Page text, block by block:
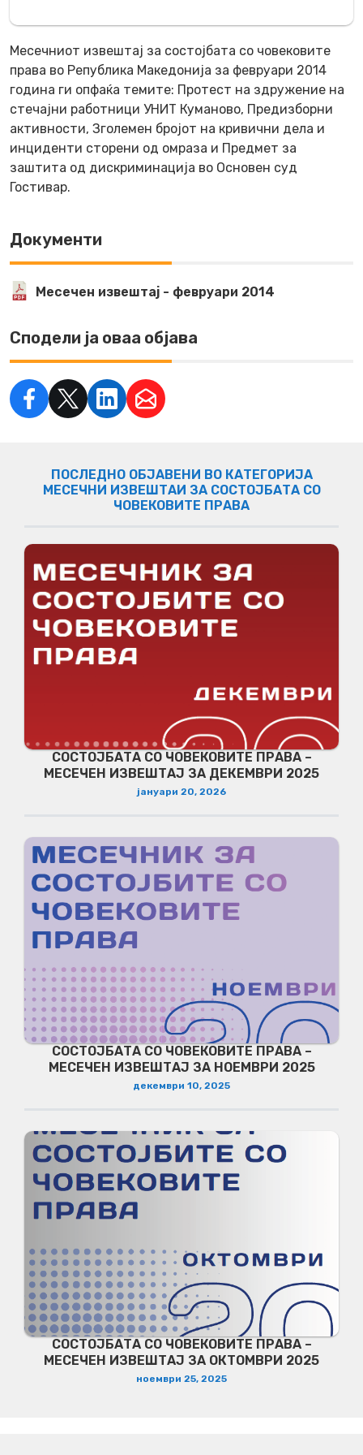
Месечниот извештај за состојбата со човековите
права во Република Македонија за февруари 2014
година ги опфаќа темите: Протест на здружение на
стечајни работници УНИТ Куманово, Предизборни
активности, Зголемен бројот на кривични дела и
инциденти сторени од омраза и Предмет за
заштита од дискриминација во Основен суд
Гостивар.
Документи
Месечен извештај - февруари 2014
Сподели ја оваа објава
ПОСЛЕДНО ОБЈАВЕНИ ВО КАТЕГОРИЈА
МЕСЕЧНИ ИЗВЕШТАИ ЗА СОСТОЈБАТА СО
ЧОВЕКОВИТЕ ПРАВА
СОСТОЈБАТА СО ЧОВЕКОВИТЕ ПРАВА –
МЕСЕЧЕН ИЗВЕШТАЈ ЗА ДЕКЕМВРИ 2025
јануари 20, 2026
СОСТОЈБАТА СО ЧОВЕКОВИТЕ ПРАВА –
МЕСЕЧЕН ИЗВЕШТАЈ ЗА НОЕМВРИ 2025
декември 10, 2025
СОСТОЈБАТА СО ЧОВЕКОВИТЕ ПРАВА –
МЕСЕЧЕН ИЗВЕШТАЈ ЗА ОКТОМВРИ 2025
ноември 25, 2025